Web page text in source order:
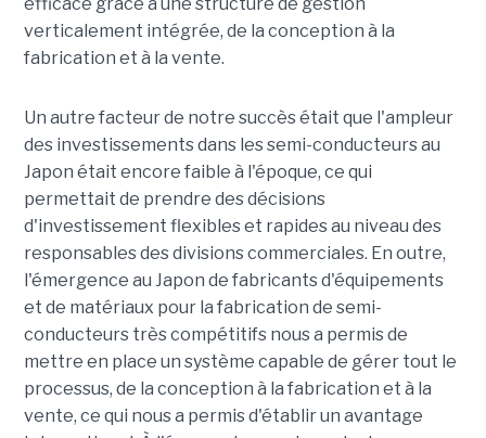
efficace grâce à une structure de gestion
verticalement intégrée, de la conception à la
fabrication et à la vente.
Un autre facteur de notre succès était que l'ampleur
des investissements dans les semi-conducteurs au
Japon était encore faible à l'époque, ce qui
permettait de prendre des décisions
d'investissement flexibles et rapides au niveau des
responsables des divisions commerciales. En outre,
l'émergence au Japon de fabricants d'équipements
et de matériaux pour la fabrication de semi-
conducteurs très compétitifs nous a permis de
mettre en place un système capable de gérer tout le
processus, de la conception à la fabrication et à la
vente, ce qui nous a permis d'établir un avantage